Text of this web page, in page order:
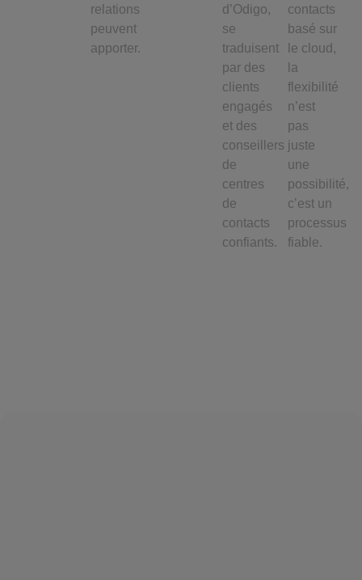
relations
peuvent
apporter.
d’Odigo,
se
traduisent
par des
clients
engagés
et des
conseillers
de
centres
de
contacts
confiants.
contacts
basé sur
le cloud,
la
flexibilité
n’est
pas
juste
une
possibilité,
c’est un
processus
fiable.